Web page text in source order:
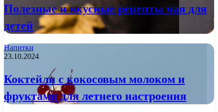
Полезные и вкусные рецепты чая для
детей
Напитки
23.10.2024
Коктейли с кокосовым молоком и
фруктами для летнего настроения